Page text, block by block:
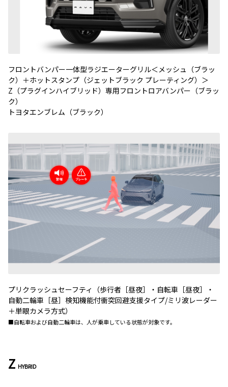
フロントバンパー一体型ラジエーターグリル＜メッシュ（ブラッ
ク）＋ホットスタンプ（ジェットブラック プレーティング）＞
Z（プラグインハイブリッド）専用フロントロアバンパー（ブラッ
ク）
トヨタエンブレム（ブラック）
プリクラッシュセーフティ（歩行者［昼夜］・自転車［昼夜］・
自動二輪車［昼］検知機能付衝突回避支援タイプ/ミリ波レーダー
＋単眼カメラ方式）
■自転車および自動二輪車は、人が乗車している状態が対象です。
Z HYBRID